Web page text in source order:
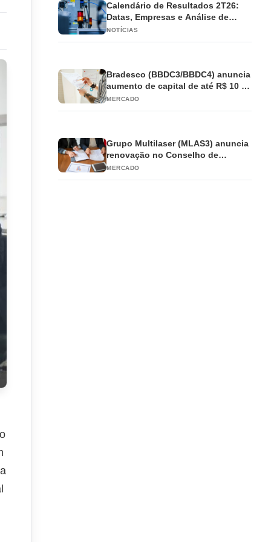
Calendário de Resultados 2T26:
Datas, Empresas e Análise de
Impacto
NOTÍCIAS
Bradesco (BBDC3/BBDC4) anuncia
aumento de capital de até R$ 10 bi
e antecipa JCP
MERCADO
Grupo Multilaser (MLAS3) anuncia
renovação no Conselho de
Administração
MERCADO